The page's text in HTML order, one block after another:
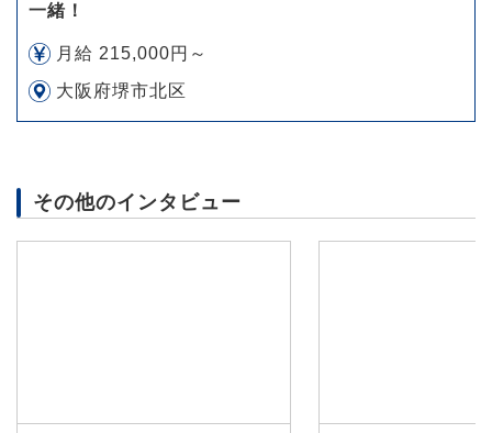
一緒！
月給 215,000円～
大阪府堺市北区
その他のインタビュー